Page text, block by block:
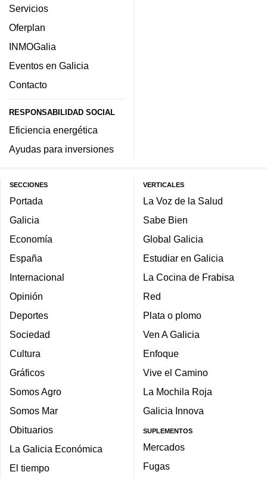
Servicios
Oferplan
INMOGalia
Eventos en Galicia
Contacto
RESPONSABILIDAD SOCIAL
Eficiencia energética
Ayudas para inversiones
SECCIONES
Portada
Galicia
Economía
España
Internacional
Opinión
Deportes
Sociedad
Cultura
Gráficos
Somos Agro
Somos Mar
Obituarios
La Galicia Económica
El tiempo
VERTICALES
La Voz de la Salud
Sabe Bien
Global Galicia
Estudiar en Galicia
La Cocina de Frabisa
Red
Plata o plomo
Ven A Galicia
Enfoque
Vive el Camino
La Mochila Roja
Galicia Innova
SUPLEMENTOS
Mercados
Fugas